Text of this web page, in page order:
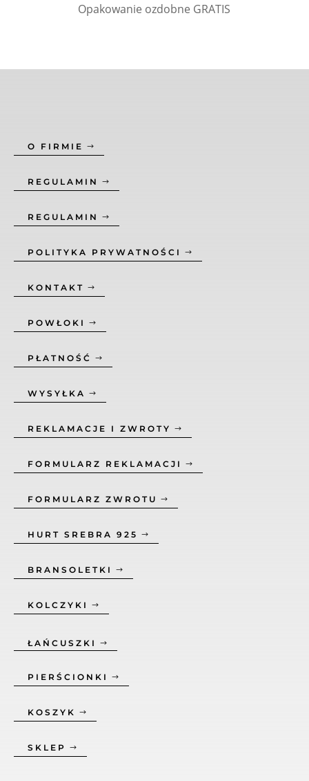
Opakowanie ozdobne GRATIS
O FIRMIE
REGULAMIN
REGULAMIN
POLITYKA PRYWATNOŚCI
KONTAKT
POWŁOKI
PŁATNOŚĆ
WYSYŁKA
REKLAMACJE I ZWROTY
FORMULARZ REKLAMACJI
FORMULARZ ZWROTU
HURT SREBRA 925
BRANSOLETKI
KOLCZYKI
ŁAŃCUSZKI
PIERŚCIONKI
KOSZYK
SKLEP